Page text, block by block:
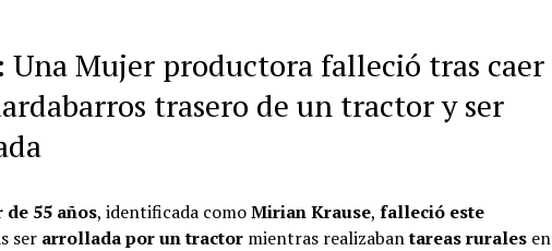
Una Mujer productora falleció tras caer
trasero de un tractor y ser
de 55 años, identificada comoMirian Krause,falleció este
ser arrollada por un tractor mientras realizabantareas rurales en